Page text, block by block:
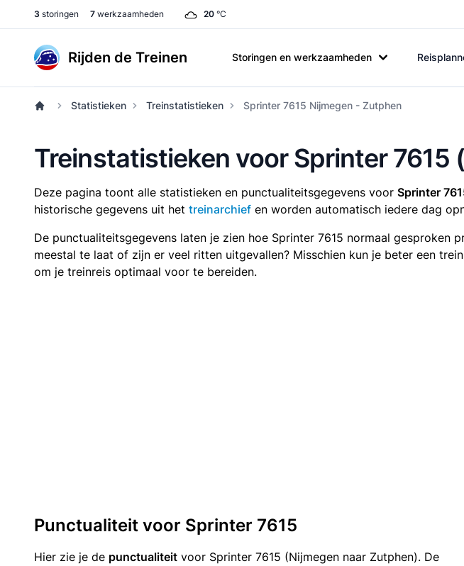
3 storingen 7 werkzaamheden 20 °C
Rijden de Treinen Storingen en werkzaamheden
Statistieken Treinstatistieken Sprinter 7615 Nijmegen - Zutphen
Treinstatistieken voor Sprinter 7615
Deze pagina toont alle statistieken en punctualiteitsgegevens voor Sprinter
historische gegevens uit het treinarchief en worden automatisch iedere dag
De punctualiteitsgegevens laten je zien hoe Sprinter 7615 normaal
meestal te laat of zijn er veel ritten uitgevallen? Misschien kun je beter een
om je treinreis optimaal voor te bereiden.
Punctualiteit voor Sprinter 7615
Hier zie je de punctualiteit voor Sprinter 7615 (Nijmegen naar Zutphen). De